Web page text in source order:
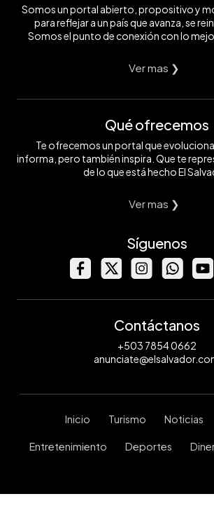
Somos un portal abierto, propositivo y
para reflejar a un país que avanza, se
Somos el punto de conexión con lo
Ver mas ❯
Qué ofrecemos
Te ofrecemos un portal que
informa, pero también inspira. Que te
de lo que está hecho El
Ver mas ❯
Síguenos
Contáctanos
+503 7854 0662
Inicio Turismo Noticias
Entretenimiento Deportes